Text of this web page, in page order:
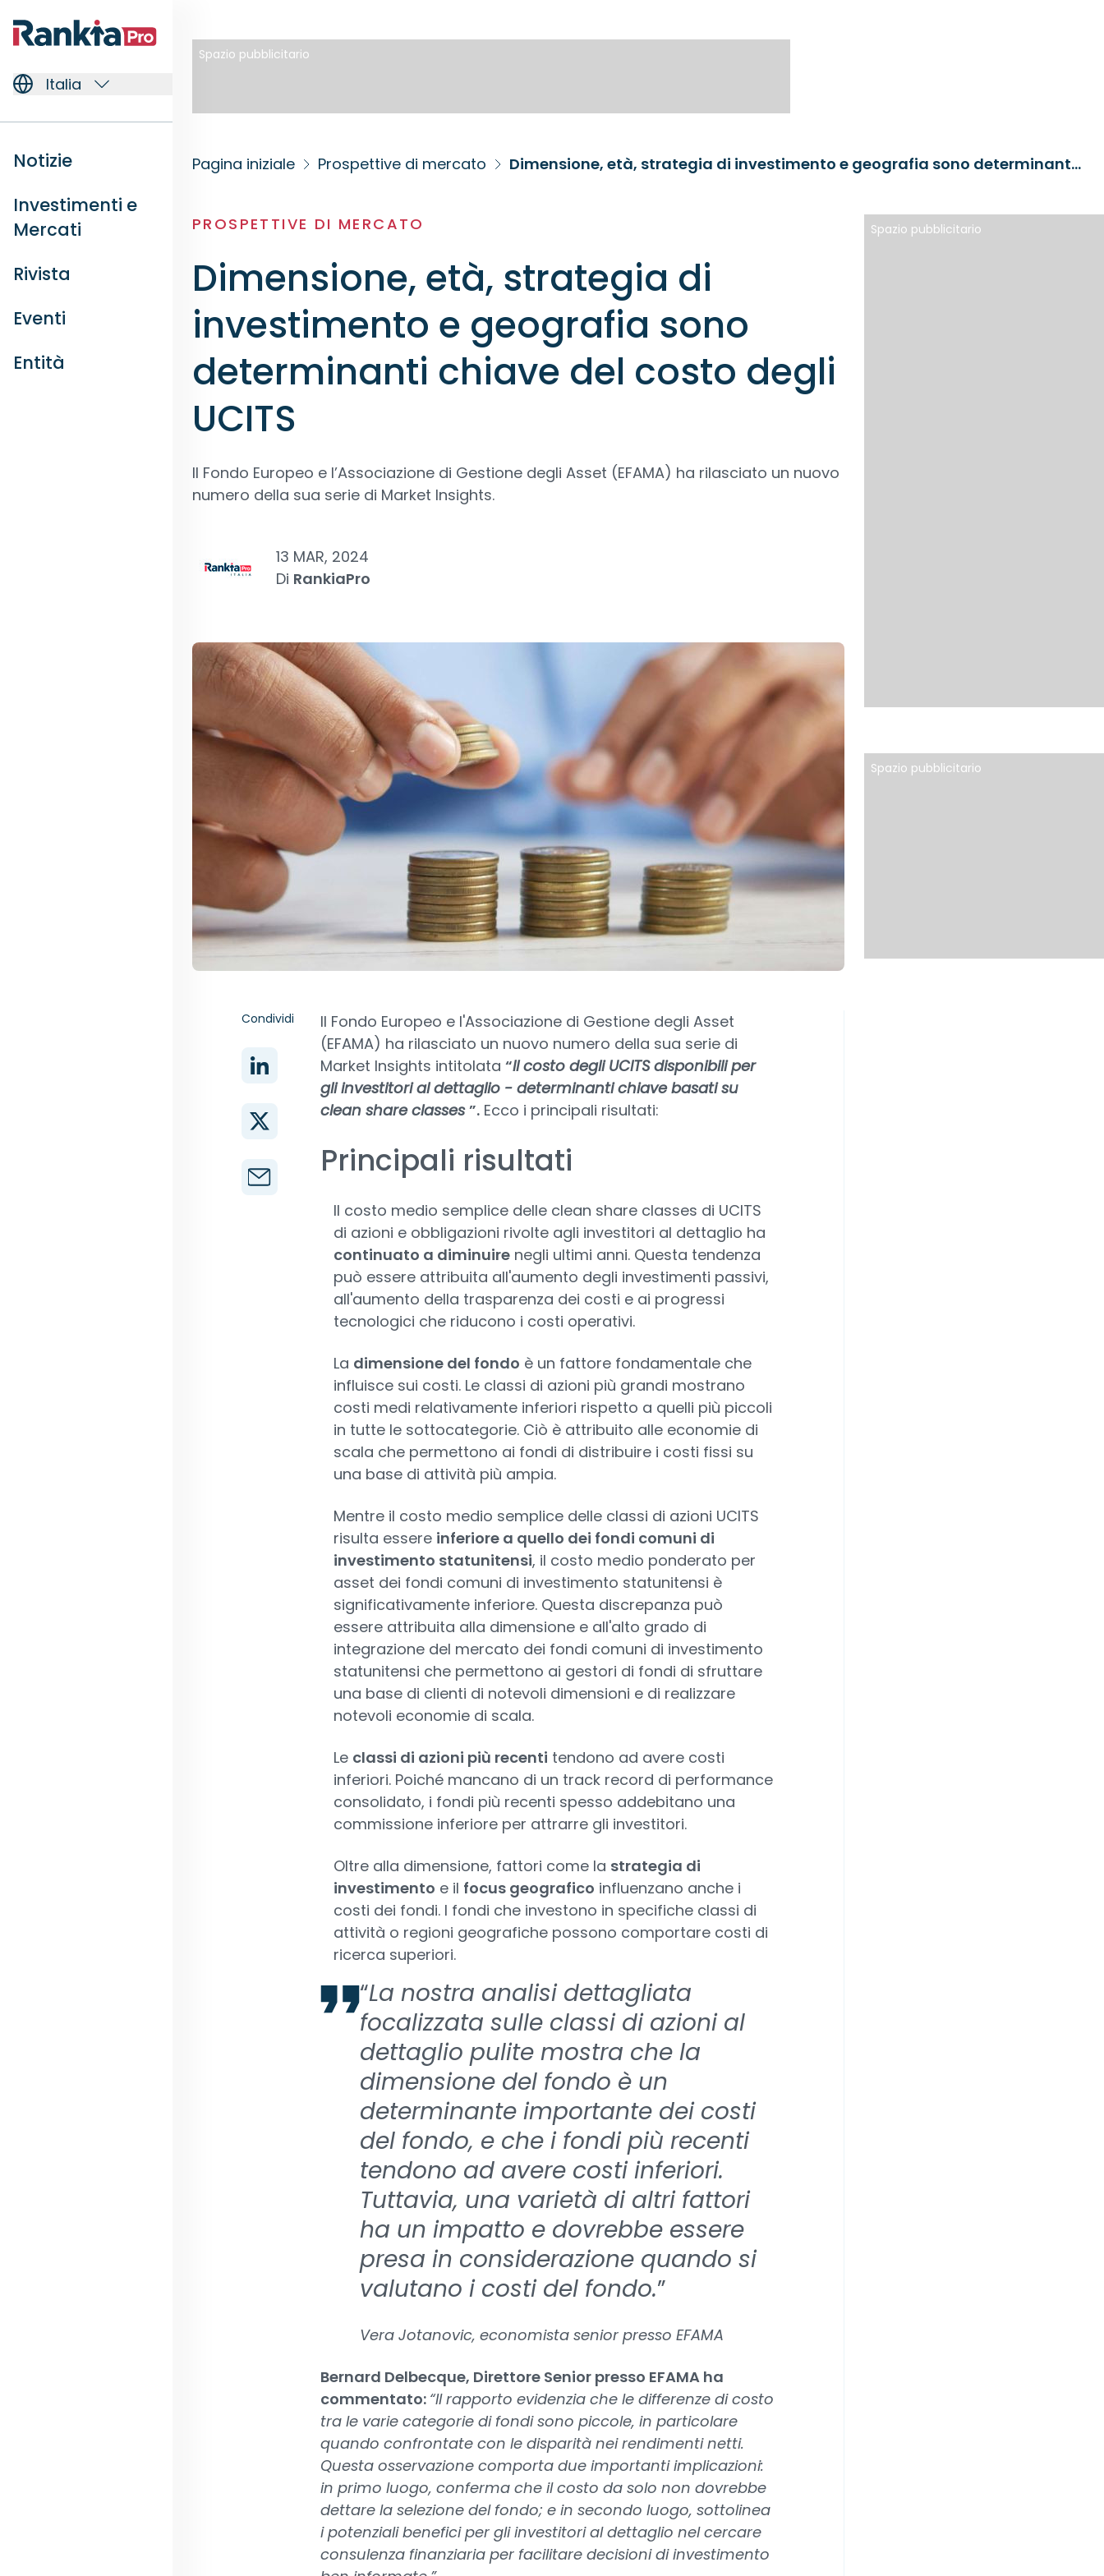
Italia
Notizie
Investimenti e
Mercati
Rivista
Eventi
Entità
Spazio pubblicitario
Pagina iniziale Prospettive di mercato Dimensione, età, strategia di investimento e geografia sono determinanti chiave del costo degli UCITS
PROSPETTIVE DI MERCATO
Dimensione, età, strategia di
investimento e geografia sono
determinanti chiave del costo degli
UCITS
Il Fondo Europeo e l’Associazione di Gestione degli Asset (EFAMA) ha rilasciato un nuovo
numero della sua serie di Market Insights.
13 MAR, 2024
Di RankiaPro
Condividi
Il Fondo Europeo e l'Associazione di Gestione degli Asset
(EFAMA) ha rilasciato un nuovo numero della sua serie di
Market Insights intitolata “Il costo degli UCITS disponibili per
gli investitori al dettaglio - determinanti chiave basati su
clean share classes”.Ecco i principali risultati:
Principali risultati
Il costo medio semplice delle clean share classes di UCITS
di azioni e obbligazioni rivolte agli investitori al dettaglio ha
continuato a diminuirenegli ultimi anni. Questa tendenza
può essere attribuita all'aumento degli investimenti passivi,
all'aumento della trasparenza dei costi e ai progressi
tecnologici che riducono i costi operativi.
La dimensione del fondo è un fattore fondamentale che
influisce sui costi. Le classi di azioni più grandi mostrano
costi medi relativamente inferiori rispetto a quelli più piccoli
in tutte le sottocategorie. Ciò è attribuito alle economie di
scala che permettono ai fondi di distribuire i costi fissi su
una base di attività più ampia.
Mentre il costo medio semplice delle classi di azioni UCITS
risulta essere inferiore a quello dei fondi comuni di
investimento statunitensi, il costo medio ponderato per
asset dei fondi comuni di investimento statunitensi è
significativamente inferiore. Questa discrepanza può
essere attribuita alla dimensione e all'alto grado di
integrazione del mercato dei fondi comuni di investimento
statunitensi che permettono ai gestori di fondi di sfruttare
una base di clienti di notevoli dimensioni e di realizzare
notevoli economie di scala.
Le classi di azioni più recenti tendono ad avere costi
inferiori. Poiché mancano di un track record di performance
consolidato, i fondi più recenti spesso addebitano una
commissione inferiore per attrarre gli investitori.
Oltre alla dimensione, fattori come la strategia di
investimento e il focus geografico influenzano anche i
costi dei fondi. I fondi che investono in specifiche classi di
attività o regioni geografiche possono comportare costi di
ricerca superiori.
“La nostra analisi dettagliata
focalizzata sulle classi di azioni al
dettaglio pulite mostra che la
dimensione del fondo è un
determinante importante dei costi
del fondo, e che i fondi più recenti
tendono ad avere costi inferiori.
Tuttavia, una varietà di altri fattori
ha un impatto e dovrebbe essere
presa in considerazione quando si
valutano i costi del fondo.”
Vera Jotanovic, economista senior presso EFAMA
Bernard Delbecque, Direttore Senior presso EFAMA ha
commentato: “Il rapporto evidenzia che le differenze di costo
tra le varie categorie di fondi sono piccole, in particolare
quando confrontate con le disparità nei rendimenti netti.
Questa osservazione comporta due importanti implicazioni:
in primo luogo, conferma che il costo da solo non dovrebbe
dettare la selezione del fondo; e in secondo luogo, sottolinea
i potenziali benefici per gli investitori al dettaglio nel cercare
consulenza finanziaria per facilitare decisioni di investimento
Spazio pubblicitario
Spazio pubblicitario